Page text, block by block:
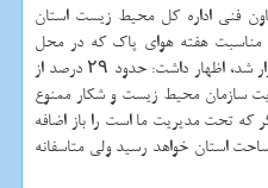
فنی اداره كل محیط زیست استان
مناسبت هفته هوای پاك كه در محل
اداره محیط زیست شهرستان تهران برگزار شد، اظهار داشت: حدود ۲۹ درصد از
سازمان محیط زیست و شكار ممنوع
كه تحت مدیریت ما است را باز اضافه
به حدود ۴۸ درصد مساحت استان خواهد رسید ولی متاسفانه